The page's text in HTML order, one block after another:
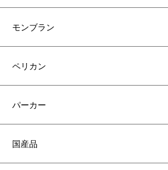
モンブラン
ペリカン
パーカー
国産品